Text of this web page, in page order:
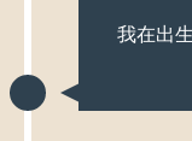
我在出